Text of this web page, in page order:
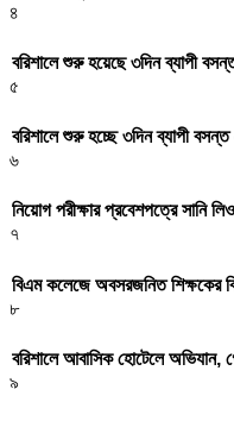
৪
বরিশালে শুরু হয়েছে ৩দিন ব্যাপী
৫
বরিশালে শুরু হচ্ছে ৩দিন ব্যাপী বসন্ত
৬
নিয়োগ পরীক্ষার প্রবেশপত্রে সানি
৭
বিএম কলেজে অবসরজনিত শিক্ষকের
৮
বরিশালে আবাসিক হোটেলে অভিযান,
৯